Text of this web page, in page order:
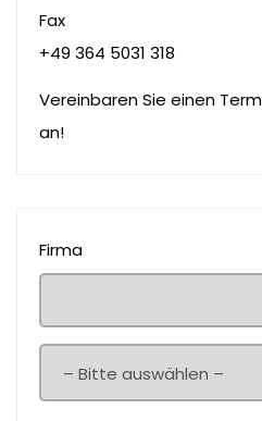
Fax
+49 364 5031 318
Vereinbaren Sie einen
an!
Firma